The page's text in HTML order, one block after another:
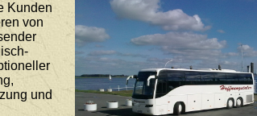
Kunden
von
und